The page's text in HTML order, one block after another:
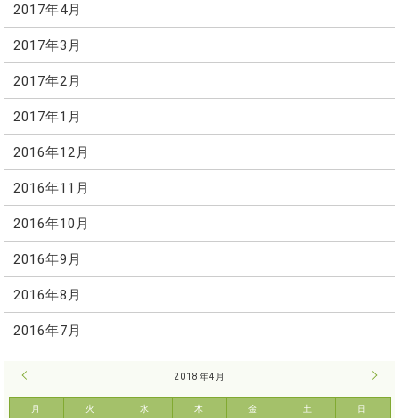
2017年4月
2017年3月
2017年2月
2017年1月
2016年12月
2016年11月
2016年10月
2016年9月
2016年8月
2016年7月
2018年4月
月 火 水 木 金 土 日
5月